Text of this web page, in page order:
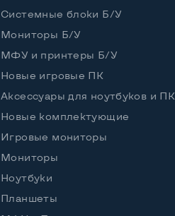
Системные блоки Б/У
Мониторы Б/У
МФУ и принтеры Б/У
Новые игровые ПК
Аксессуары для ноутбуков и ПК
Новые комплектующие
Игровые мониторы
Мониторы
Ноутбуки
Планшеты